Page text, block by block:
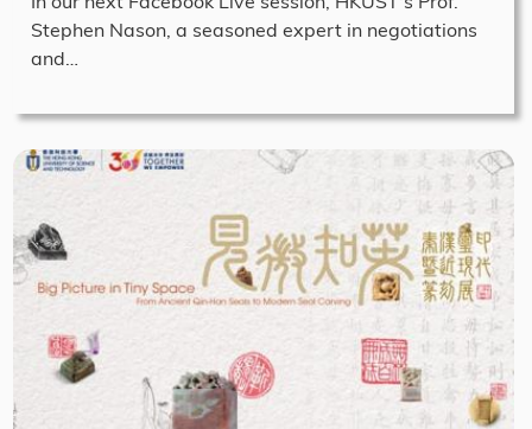
Stephen Nason, a seasoned expert in negotiations
and…